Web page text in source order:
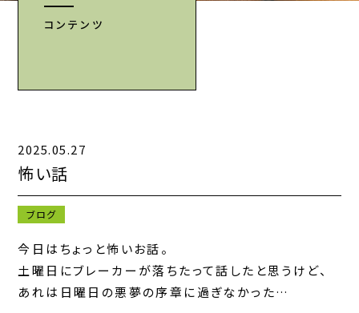
CONTACT
お知らせ一覧
お問い合わせフォーム
コンテンツ
2025.05.27
怖い話
ブログ
今日はちょっと怖いお話。
土曜日にブレーカーが落ちたって話したと思うけど、
あれは日曜日の悪夢の序章に過ぎなかった…